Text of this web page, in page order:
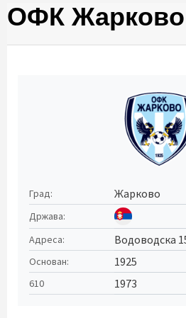
ОФК Жарково
Град: Жарково
Држава:
Адреса:
Водоводска
Основан: 1925
610 1973